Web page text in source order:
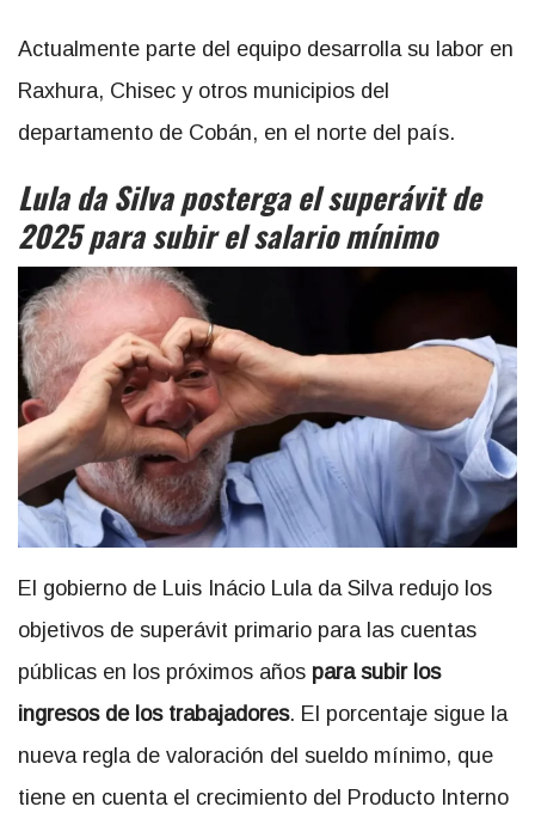
Actualmente parte del equipo desarrolla su labor en
Raxhura, Chisec y otros municipios del
departamento de Cobán, en el norte del país.
Lula da Silva posterga el superávit de
2025 para subir el salario mínimo
El gobierno de Luis Inácio Lula da Silva redujo los
objetivos de superávit primario para las cuentas
públicas en los próximos años para subir los
ingresos de los trabajadores. El porcentaje sigue la
nueva regla de valoración del sueldo mínimo, que
tiene en cuenta el crecimiento del Producto Interno